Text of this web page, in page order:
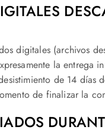
digitales (archivos
la entrega
de 14
de finalizar la